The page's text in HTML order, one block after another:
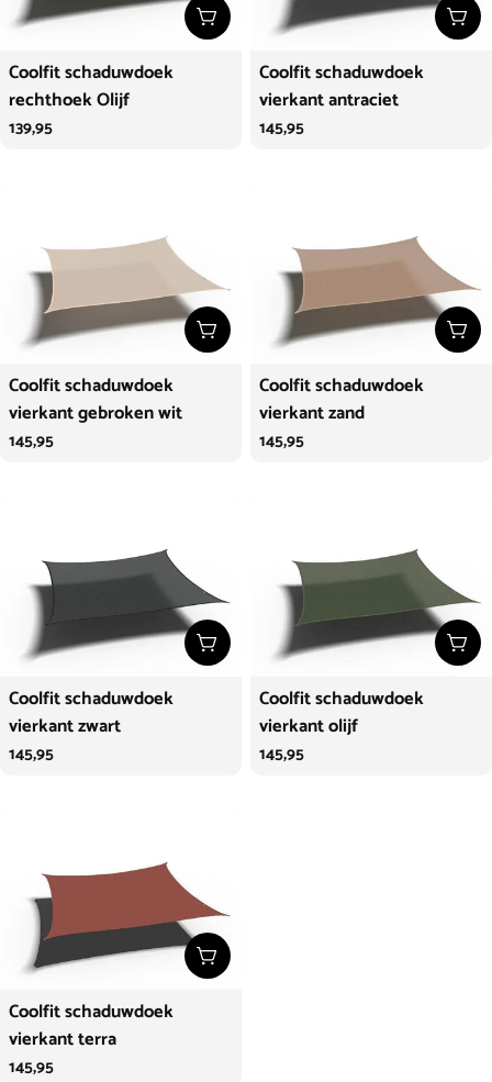
Kies opties
Coolfit schaduwdoek
rechthoek Olijf
Normale
139,95
Coolfit schaduwdoek
vierkant antraciet
Normale
145,95
Kies opties
Coolfit schaduwdoek
vierkant gebroken wit
Normale
145,95
Coolfit schaduwdoek
vierkant zand
Normale
145,95
Kies opties
Coolfit schaduwdoek
vierkant zwart
Normale
145,95
Coolfit schaduwdoek
vierkant olijf
Normale
145,95
Kies opties
Coolfit schaduwdoek
vierkant terra
Normale
145,95